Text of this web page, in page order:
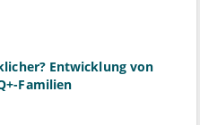
Entwicklung von
Familien